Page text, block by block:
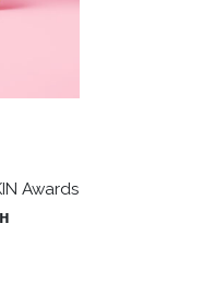
Awards
Поточна